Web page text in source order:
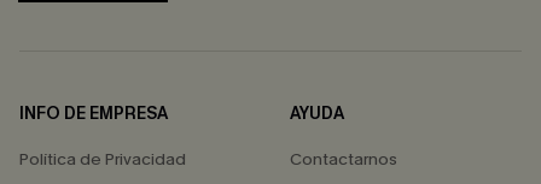
INFO DE EMPRESA
Política de Privacidad
AYUDA
Contactarnos